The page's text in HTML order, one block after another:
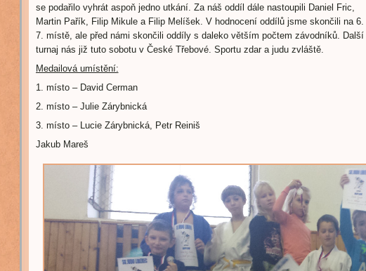
se podařilo vyhrát aspoň jedno utkání. Za náš oddíl dále nastoupili Daniel Fric,
Martin Pařík, Filip Mikule a Filip Melíšek. V hodnocení oddílů jsme skončili na 6.
7. místě, ale před námi skončili oddíly s daleko větším počtem závodníků. Další
turnaj nás již tuto sobotu v České Třebové. Sportu zdar a judu zvláště.
Medailová umístění:
1. místo – David Cerman
2. místo – Julie Zárybnická
3. místo – Lucie Zárybnická, Petr Reiniš
Jakub Mareš